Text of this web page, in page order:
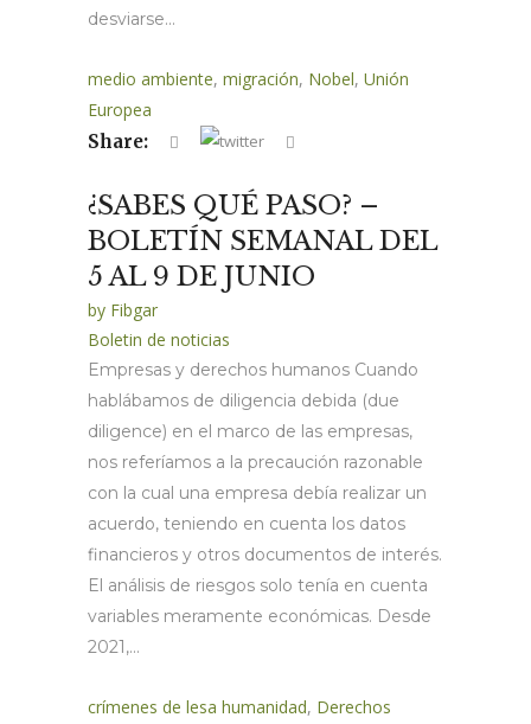
desviarse...
medio ambiente, migración, Nobel, Unión
Europea
Share:
¿SABES QUÉ PASO? –
BOLETÍN SEMANAL DEL
5 AL 9 DE JUNIO
by Fibgar
Boletin de noticias
Empresas y derechos humanos Cuando
hablábamos de diligencia debida (due
diligence) en el marco de las empresas,
nos referíamos a la precaución razonable
con la cual una empresa debía realizar un
acuerdo, teniendo en cuenta los datos
financieros y otros documentos de interés.
El análisis de riesgos solo tenía en cuenta
variables meramente económicas. Desde
2021,...
crímenes de lesa humanidad, Derechos